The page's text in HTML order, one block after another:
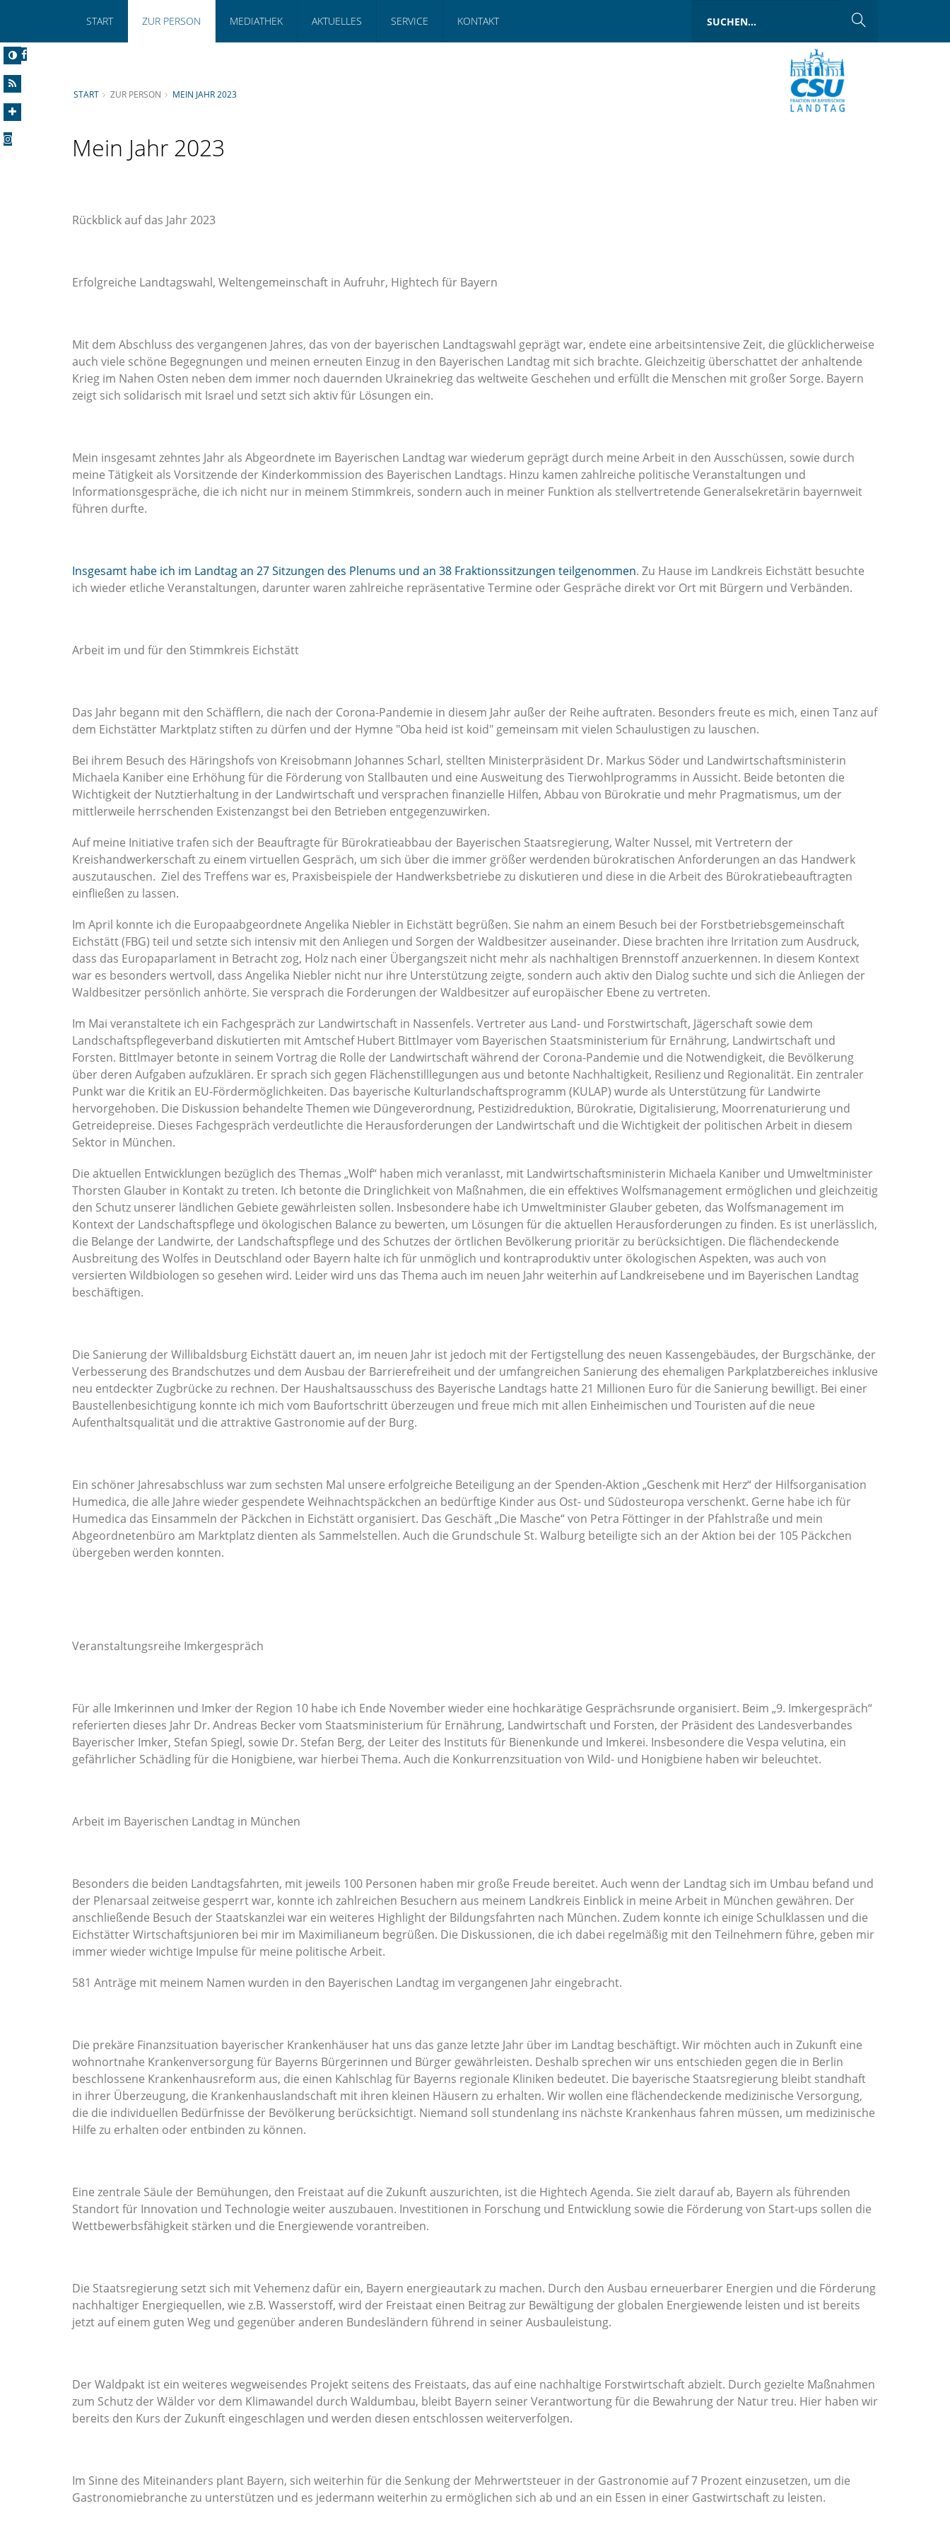
START ZUR PERSON MEDIATHEK AKTUELLES SERVICE KONTAKT
START ZUR PERSON MEIN JAHR 2023
Mein Jahr 2023
Rückblick auf das Jahr 2023
Erfolgreiche Landtagswahl, Weltengemeinschaft in Aufruhr, Hightech für Bayern
Mit dem Abschluss des vergangenen Jahres, das von der bayerischen Landtagswahl geprägt war, endete eine arbeitsintensive Zeit, die glücklicherweise
auch viele schöne Begegnungen und meinen erneuten Einzug in den Bayerischen Landtag mit sich brachte. Gleichzeitig überschattet der anhaltende
Krieg im Nahen Osten neben dem immer noch dauernden Ukrainekrieg das weltweite Geschehen und erfüllt die Menschen mit großer Sorge. Bayern
zeigt sich solidarisch mit Israel und setzt sich aktiv für Lösungen ein.
Mein insgesamt zehntes Jahr als Abgeordnete im Bayerischen Landtag war wiederum geprägt durch meine Arbeit in den Ausschüssen, sowie durch
meine Tätigkeit als Vorsitzende der Kinderkommission des Bayerischen Landtags. Hinzu kamen zahlreiche politische Veranstaltungen und
Informationsgespräche, die ich nicht nur in meinem Stimmkreis, sondern auch in meiner Funktion als stellvertretende Generalsekretärin bayernweit
führen durfte.
Insgesamt habe ich im Landtag an 27 Sitzungen des Plenums und an 38 Fraktionssitzungen teilgenommen. Zu Hause im Landkreis Eichstätt besuchte
ich wieder etliche Veranstaltungen, darunter waren zahlreiche repräsentative Termine oder Gespräche direkt vor Ort mit Bürgern und Verbänden.
Arbeit im und für den Stimmkreis Eichstätt
Das Jahr begann mit den Schäfflern, die nach der Corona-Pandemie in diesem Jahr außer der Reihe auftraten. Besonders freute es mich, einen Tanz auf
dem Eichstätter Marktplatz stiften zu dürfen und der Hymne "Oba heid ist koid" gemeinsam mit vielen Schaulustigen zu lauschen.
Bei ihrem Besuch des Häringshofs von Kreisobmann Johannes Scharl, stellten Ministerpräsident Dr. Markus Söder und Landwirtschaftsministerin
Michaela Kaniber eine Erhöhung für die Förderung von Stallbauten und eine Ausweitung des Tierwohlprogramms in Aussicht. Beide betonten die
Wichtigkeit der Nutztierhaltung in der Landwirtschaft und versprachen finanzielle Hilfen, Abbau von Bürokratie und mehr Pragmatismus, um der
mittlerweile herrschenden Existenzangst bei den Betrieben entgegenzuwirken.
Auf meine Initiative trafen sich der Beauftragte für Bürokratieabbau der Bayerischen Staatsregierung, Walter Nussel, mit Vertretern der
Kreishandwerkerschaft zu einem virtuellen Gespräch, um sich über die immer größer werdenden bürokratischen Anforderungen an das Handwerk
auszutauschen. Ziel des Treffens war es, Praxisbeispiele der Handwerksbetriebe zu diskutieren und diese in die Arbeit des Bürokratiebeauftragten
einfließen zu lassen.
Im April konnte ich die Europaabgeordnete Angelika Niebler in Eichstätt begrüßen. Sie nahm an einem Besuch bei der Forstbetriebsgemeinschaft
Eichstätt (FBG) teil und setzte sich intensiv mit den Anliegen und Sorgen der Waldbesitzer auseinander. Diese brachten ihre Irritation zum Ausdruck,
dass das Europaparlament in Betracht zog, Holz nach einer Übergangszeit nicht mehr als nachhaltigen Brennstoff anzuerkennen. In diesem Kontext
war es besonders wertvoll, dass Angelika Niebler nicht nur ihre Unterstützung zeigte, sondern auch aktiv den Dialog suchte und sich die Anliegen der
Waldbesitzer persönlich anhörte. Sie versprach die Forderungen der Waldbesitzer auf europäischer Ebene zu vertreten.
Im Mai veranstaltete ich ein Fachgespräch zur Landwirtschaft in Nassenfels. Vertreter aus Land- und Forstwirtschaft, Jägerschaft sowie dem
Landschaftspflegeverband diskutierten mit Amtschef Hubert Bittlmayer vom Bayerischen Staatsministerium für Ernährung, Landwirtschaft und
Forsten. Bittlmayer betonte in seinem Vortrag die Rolle der Landwirtschaft während der Corona-Pandemie und die Notwendigkeit, die Bevölkerung
über deren Aufgaben aufzuklären. Er sprach sich gegen Flächenstilllegungen aus und betonte Nachhaltigkeit, Resilienz und Regionalität. Ein zentraler
Punkt war die Kritik an EU-Fördermöglichkeiten. Das bayerische Kulturlandschaftsprogramm (KULAP) wurde als Unterstützung für Landwirte
hervorgehoben. Die Diskussion behandelte Themen wie Düngeverordnung, Pestizidreduktion, Bürokratie, Digitalisierung, Moorrenaturierung und
Getreidepreise. Dieses Fachgespräch verdeutlichte die Herausforderungen der Landwirtschaft und die Wichtigkeit der politischen Arbeit in diesem
Sektor in München.
Die aktuellen Entwicklungen bezüglich des Themas „Wolf“ haben mich veranlasst, mit Landwirtschaftsministerin Michaela Kaniber und Umweltminister
Thorsten Glauber in Kontakt zu treten. Ich betonte die Dringlichkeit von Maßnahmen, die ein effektives Wolfsmanagement ermöglichen und gleichzeitig
den Schutz unserer ländlichen Gebiete gewährleisten sollen. Insbesondere habe ich Umweltminister Glauber gebeten, das Wolfsmanagement im
Kontext der Landschaftspflege und ökologischen Balance zu bewerten, um Lösungen für die aktuellen Herausforderungen zu finden. Es ist unerlässlich,
die Belange der Landwirte, der Landschaftspflege und des Schutzes der örtlichen Bevölkerung prioritär zu berücksichtigen. Die flächendeckende
Ausbreitung des Wolfes in Deutschland oder Bayern halte ich für unmöglich und kontraproduktiv unter ökologischen Aspekten, was auch von
versierten Wildbiologen so gesehen wird. Leider wird uns das Thema auch im neuen Jahr weiterhin auf Landkreisebene und im Bayerischen Landtag
beschäftigen.
Die Sanierung der Willibaldsburg Eichstätt dauert an, im neuen Jahr ist jedoch mit der Fertigstellung des neuen Kassengebäudes, der Burgschänke, der
Verbesserung des Brandschutzes und dem Ausbau der Barrierefreiheit und der umfangreichen Sanierung des ehemaligen Parkplatzbereiches inklusive
neu entdeckter Zugbrücke zu rechnen. Der Haushaltsausschuss des Bayerische Landtags hatte 21 Millionen Euro für die Sanierung bewilligt. Bei einer
Baustellenbesichtigung konnte ich mich vom Baufortschritt überzeugen und freue mich mit allen Einheimischen und Touristen auf die neue
Aufenthaltsqualität und die attraktive Gastronomie auf der Burg.
Ein schöner Jahresabschluss war zum sechsten Mal unsere erfolgreiche Beteiligung an der Spenden-Aktion „Geschenk mit Herz“ der Hilfsorganisation
Humedica, die alle Jahre wieder gespendete Weihnachtspäckchen an bedürftige Kinder aus Ost- und Südosteuropa verschenkt. Gerne habe ich für
Humedica das Einsammeln der Päckchen in Eichstätt organisiert. Das Geschäft „Die Masche“ von Petra Föttinger in der Pfahlstraße und mein
Abgeordnetenbüro am Marktplatz dienten als Sammelstellen. Auch die Grundschule St. Walburg beteiligte sich an der Aktion bei der 105 Päckchen
übergeben werden konnten.
Veranstaltungsreihe Imkergespräch
Für alle Imkerinnen und Imker der Region 10 habe ich Ende November wieder eine hochkarätige Gesprächsrunde organisiert. Beim „9. Imkergespräch“
referierten dieses Jahr Dr. Andreas Becker vom Staatsministerium für Ernährung, Landwirtschaft und Forsten, der Präsident des Landesverbandes
Bayerischer Imker, Stefan Spiegl, sowie Dr. Stefan Berg, der Leiter des Instituts für Bienenkunde und Imkerei. Insbesondere die Vespa velutina, ein
gefährlicher Schädling für die Honigbiene, war hierbei Thema. Auch die Konkurrenzsituation von Wild- und Honigbiene haben wir beleuchtet.
Arbeit im Bayerischen Landtag in München
Besonders die beiden Landtagsfahrten, mit jeweils 100 Personen haben mir große Freude bereitet. Auch wenn der Landtag sich im Umbau befand und
der Plenarsaal zeitweise gesperrt war, konnte ich zahlreichen Besuchern aus meinem Landkreis Einblick in meine Arbeit in München gewähren. Der
anschließende Besuch der Staatskanzlei war ein weiteres Highlight der Bildungsfahrten nach München. Zudem konnte ich einige Schulklassen und die
Eichstätter Wirtschaftsjunioren bei mir im Maximilianeum begrüßen. Die Diskussionen, die ich dabei regelmäßig mit den Teilnehmern führe, geben mir
immer wieder wichtige Impulse für meine politische Arbeit.
581 Anträge mit meinem Namen wurden in den Bayerischen Landtag im vergangenen Jahr eingebracht.
Die prekäre Finanzsituation bayerischer Krankenhäuser hat uns das ganze letzte Jahr über im Landtag beschäftigt. Wir möchten auch in Zukunft eine
wohnortnahe Krankenversorgung für Bayerns Bürgerinnen und Bürger gewährleisten. Deshalb sprechen wir uns entschieden gegen die in Berlin
beschlossene Krankenhausreform aus, die einen Kahlschlag für Bayerns regionale Kliniken bedeutet. Die bayerische Staatsregierung bleibt standhaft
in ihrer Überzeugung, die Krankenhauslandschaft mit ihren kleinen Häusern zu erhalten. Wir wollen eine flächendeckende medizinische Versorgung,
die die individuellen Bedürfnisse der Bevölkerung berücksichtigt. Niemand soll stundenlang ins nächste Krankenhaus fahren müssen, um medizinische
Hilfe zu erhalten oder entbinden zu können.
Eine zentrale Säule der Bemühungen, den Freistaat auf die Zukunft auszurichten, ist die Hightech Agenda. Sie zielt darauf ab, Bayern als führenden
Standort für Innovation und Technologie weiter auszubauen. Investitionen in Forschung und Entwicklung sowie die Förderung von Start-ups sollen die
Wettbewerbsfähigkeit stärken und die Energiewende vorantreiben.
Die Staatsregierung setzt sich mit Vehemenz dafür ein, Bayern energieautark zu machen. Durch den Ausbau erneuerbarer Energien und die Förderung
nachhaltiger Energiequellen, wie z.B. Wasserstoff, wird der Freistaat einen Beitrag zur Bewältigung der globalen Energiewende leisten und ist bereits
jetzt auf einem guten Weg und gegenüber anderen Bundesländern führend in seiner Ausbauleistung.
Der Waldpakt ist ein weiteres wegweisendes Projekt seitens des Freistaats, das auf eine nachhaltige Forstwirtschaft abzielt. Durch gezielte Maßnahmen
zum Schutz der Wälder vor dem Klimawandel durch Waldumbau, bleibt Bayern seiner Verantwortung für die Bewahrung der Natur treu. Hier haben wir
bereits den Kurs der Zukunft eingeschlagen und werden diesen entschlossen weiterverfolgen.
Im Sinne des Miteinanders plant Bayern, sich weiterhin für die Senkung der Mehrwertsteuer in der Gastronomie auf 7 Prozent einzusetzen, um die
Gastronomiebranche zu unterstützen und es jedermann weiterhin zu ermöglichen sich ab und an ein Essen in einer Gastwirtschaft zu leisten.